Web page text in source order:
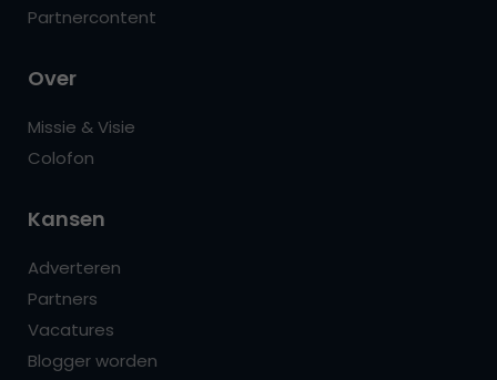
Partnercontent
Over
Missie & Visie
Colofon
Kansen
Adverteren
Partners
Vacatures
Blogger worden